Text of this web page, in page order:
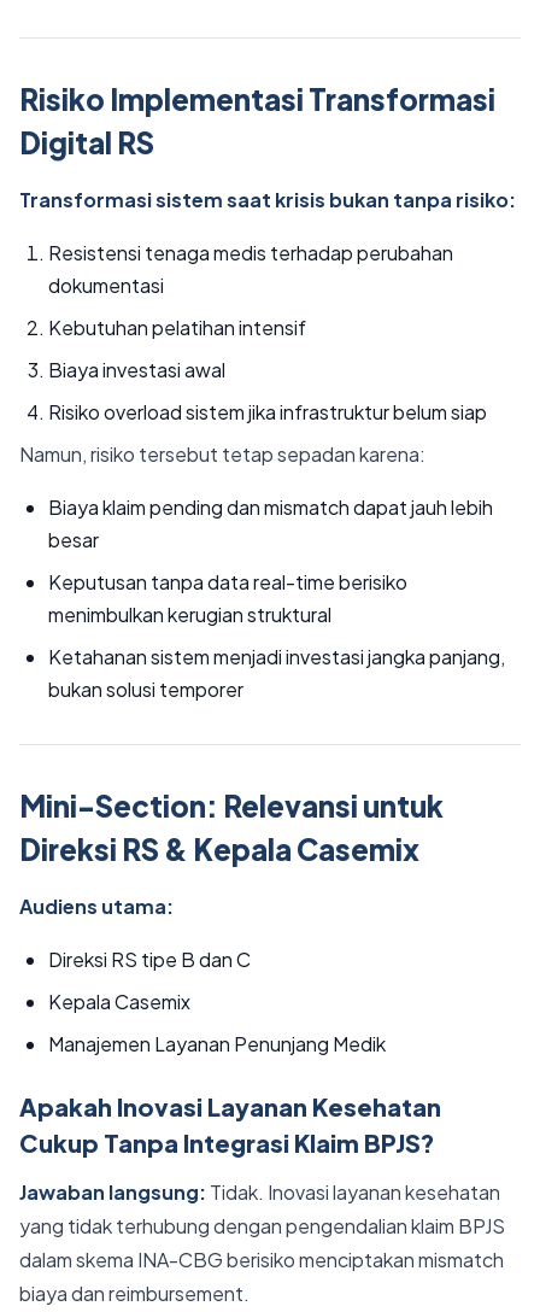
Risiko Implementasi Transformasi
Digital RS
Transformasi sistem saat krisis bukan tanpa risiko:
Resistensi tenaga medis terhadap perubahan
dokumentasi
Kebutuhan pelatihan intensif
Biaya investasi awal
Risiko overload sistem jika infrastruktur belum siap
Namun, risiko tersebut tetap sepadan karena:
Biaya klaim pending dan mismatch dapat jauh lebih
besar
Keputusan tanpa data real-time berisiko
menimbulkan kerugian struktural
Ketahanan sistem menjadi investasi jangka panjang,
bukan solusi temporer
Mini-Section: Relevansi untuk
Direksi RS & Kepala Casemix
Audiens utama:
Direksi RS tipe B dan C
Kepala Casemix
Manajemen Layanan Penunjang Medik
Apakah Inovasi Layanan Kesehatan
Cukup Tanpa Integrasi Klaim BPJS?
Jawaban langsung: Tidak. Inovasi layanan kesehatan
yang tidak terhubung dengan pengendalian klaim BPJS
dalam skema INA-CBG berisiko menciptakan mismatch
biaya dan reimbursement.